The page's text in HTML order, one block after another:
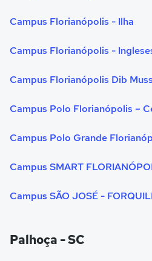
Campus Florianópolis - Ilha
Campus Florianópolis -
Campus Florianópolis Dib
Campus Polo Florianópolis –
Campus Polo Grande
Campus SMART
Campus SÃO JOSÉ -
Palhoça - SC